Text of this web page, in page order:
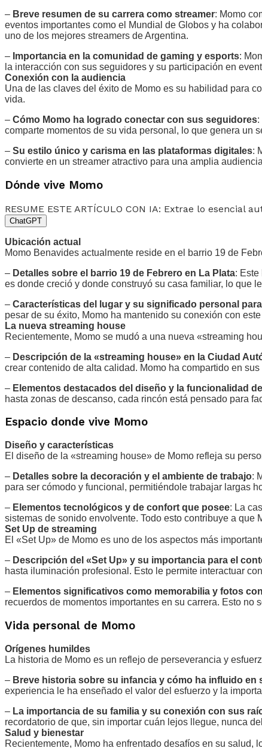
– Breve resumen de su carrera como streamer: Momo
eventos importantes como el Mundial de Globos y ha
uno de los mejores streamers de Argentina.
– Importancia en la comunidad de gaming y esports:
la interacción con sus seguidores y su participación en
Conexión con la audiencia
Una de las claves del éxito de Momo es su habilidad para
vida.
– Cómo Momo ha logrado conectar con sus seguidores:
comparte momentos de su vida personal, lo que genera un
– Su estilo único y carisma en las plataformas digitales:
convierte en un streamer atractivo para una amplia
Dónde vive Momo
RESUME ESTE ARTÍCULO CON IA: Extrae lo esencial
ChatGPT
Ubicación actual
Momo Benavides actualmente reside en el barrio 19 de
– Detalles sobre el barrio 19 de Febrero en La Plata:
es donde creció y donde construyó su casa familiar, lo que
– Características del lugar y su significado personal
pesar de su éxito, Momo ha mantenido su conexión con
La nueva streaming house
Recientemente, Momo se mudó a una nueva «streaming
– Descripción de la «streaming house» en la Ciudad
crear contenido de alta calidad. Momo ha compartido en
– Elementos destacados del diseño y la funcionalidad
hasta zonas de descanso, cada rincón está pensado para
Espacio donde vive Momo
Diseño y características
El diseño de la «streaming house» de Momo refleja su
– Detalles sobre la decoración y el ambiente de trabajo:
para ser cómodo y funcional, permitiéndole trabajar largas
– Elementos tecnológicos y de confort que posee: La
sistemas de sonido envolvente. Todo esto contribuye a
Set Up de streaming
El «Set Up» de Momo es uno de los aspectos más
– Descripción del «Set Up» y su importancia para el
hasta iluminación profesional. Esto le permite interactuar
– Elementos significativos como memorabilia y fotos
recuerdos de momentos importantes en su carrera. Esto
Vida personal de Momo
Orígenes humildes
La historia de Momo es un reflejo de perseverancia y
– Breve historia sobre su infancia y cómo ha influido en
experiencia le ha enseñado el valor del esfuerzo y la
– La importancia de su familia y su conexión con sus
recordatorio de que, sin importar cuán lejos llegue, nunca
Salud y bienestar
Recientemente, Momo ha enfrentado desafíos en su salud,